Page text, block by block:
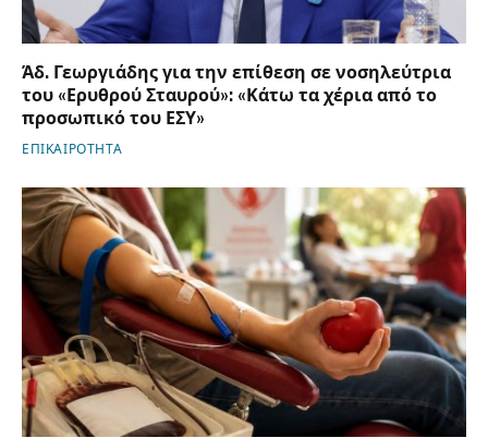
Άδ. Γεωργιάδης για την επίθεση σε νοσηλεύτρια
του «Ερυθρού Σταυρού»: «Κάτω τα χέρια από το
προσωπικό του ΕΣΥ»
ΕΠΙΚΑΙΡΟΤΗΤΑ